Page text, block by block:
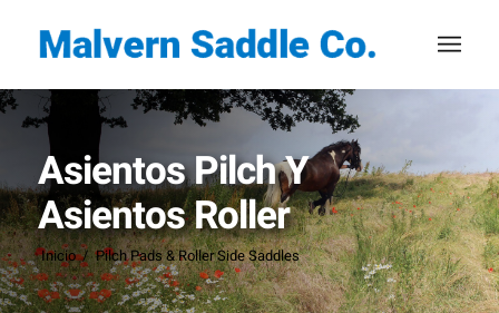
Asientos Pilch Y
Asientos Roller
Inicio / Pilch Pads & Roller Side Saddles